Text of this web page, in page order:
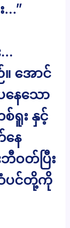
…”
…
အောင်
ေသော
ရူး နှင့်
နေ
ဝတ်ပြီး
ဆံပင်တို့ကို